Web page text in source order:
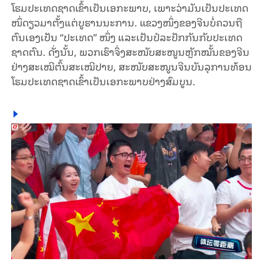
ໂຮມ​ປະ​ເທດ​ຊາດ​ເຂົ້າ​ເປັນ​ເອ​ກະ​ພາບ, ​ເພາະ​ວ່າ​ມັນ​ເປັນ​ປະ​ເທດ​​
ໜຶ່​ດຽວ​ມາ​ຕັ້ງ​ແຕ່​ບູ​ຮານ​​ນະ​ການ. ແຂວງ​ໜຶ່ງ​ຂອງ​ຈີນ​ບໍ່​ຄວນ​ຖື​
ຕົນ​ເອງ​ເປັນ “ປະ​ເທດ” ​ໜຶ່ງ ແລະ​ເປັນ​ປໍ​ລະ​ປັກ​ກັນ​ກັບ​ປະ​ເທດ​
ຊາດ​ຕົນ. ດັ່ງ​ນັ້ນ, ພວກ​ເຮົາ​ຈຶ່ງ​ສະ​ໜັບ​ສະ​ໜູນ​ຫຼັກ​ໝັ້ນ​ຂອງ​ຈີນ​
ຢ່າງ​ສະ​ເໝີ​ຕົ້ນ​ສະ​ເໝີ​ປາຍ, ສະ​ໜັບ​ສະ​ໜູນ​ຈີນ​ບັນ​ລຸ​​ການ​ທ້ອນ
ໂຮມ​ປະ​ເທດ​ຊາດ​ເຂົ້າ​ເປັນ​ເອ​ກະ​ພາບ​ຢ່າງ​ສົມ​ບູນ.